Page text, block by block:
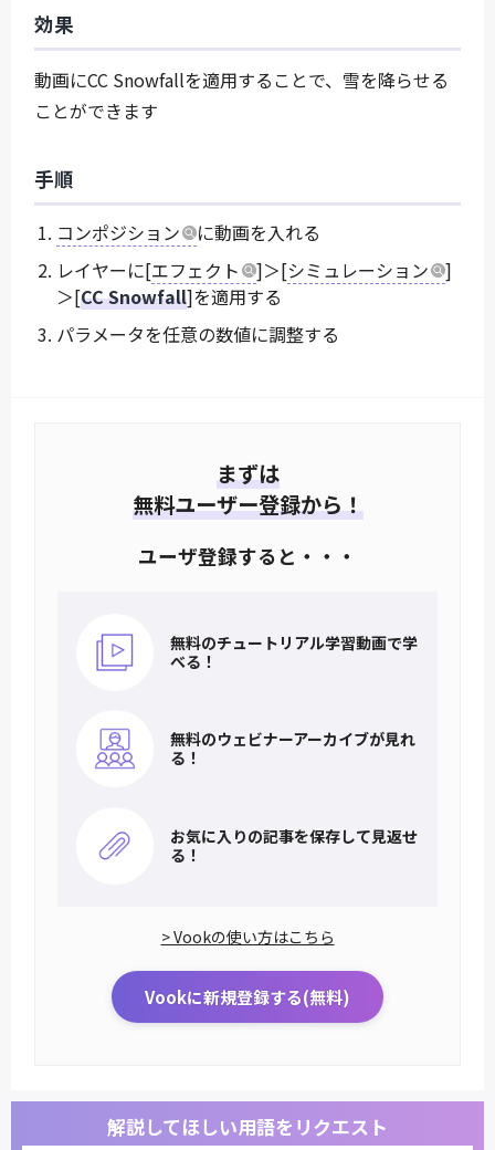
効果
動画にCC Snowfallを適用することで、雪を降らせる
ことができます
手順
コンポジション
に動画を入れる
レイヤーに[エフェクト ]＞[シミュレーション
]
＞[CC Snowfall]を適用する
パラメータを任意の数値に調整する
まずは
無料ユーザー登録から！
ユーザ登録すると・・・
無料のチュートリアル学習動画で学
べる！
無料のウェビナーアーカイブが見れ
る！
お気に入りの記事を保存して見返せ
る！
> Vookの使い方はこちら
Vookに新規登録する(無料)
解説してほしい用語をリクエスト